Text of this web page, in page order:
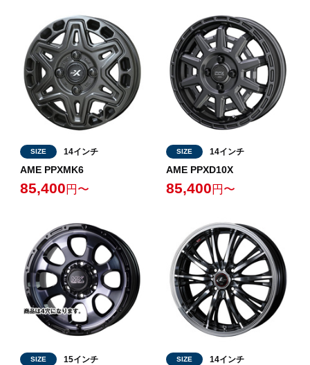
SIZE 14インチ
AME PPXMK6
85,400 円〜
SIZE 14インチ
AME PPXD10X
85,400 円〜
SIZE 15インチ SIZE 14インチ